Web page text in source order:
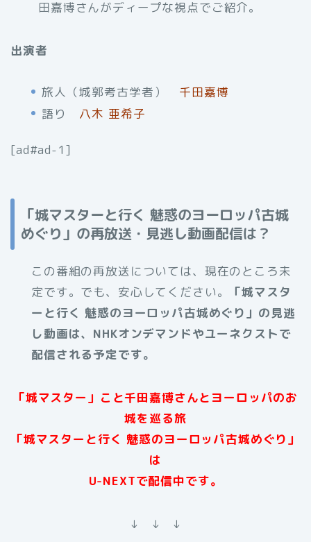
田嘉博さんがディープな視点でご紹介。
出演者
旅人（城郭考古学者） 千田嘉博
語り 八木 亜希子
[ad#ad-1]
「城マスターと行く 魅惑のヨーロッパ古城
めぐり」の再放送・見逃し動画配信は？
この番組の再放送については、現在のところ未
定です。でも、安心してください。
「城マスタ
ーと行く 魅惑のヨーロッパ古城めぐり」の見逃
し動画は、NHKオンデマンドやユーネクストで
配信される予定です。
「城マスター」こと千田嘉博さんとヨーロッパのお
城を巡る旅
「城マスターと行く 魅惑のヨーロッパ古城めぐり」
は
U-NEXTで配信中です。
↓ ↓ ↓